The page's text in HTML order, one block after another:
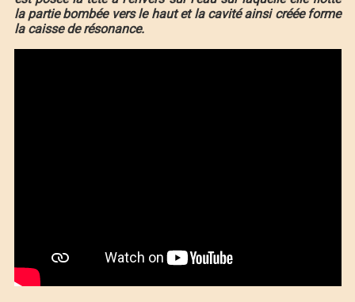
la partie bombée vers le haut et la cavité ainsi créée forme
la caisse de résonance.